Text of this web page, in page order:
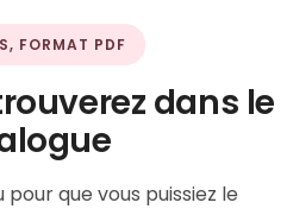
FORMAT PDF
dans le
que vous puissiez le